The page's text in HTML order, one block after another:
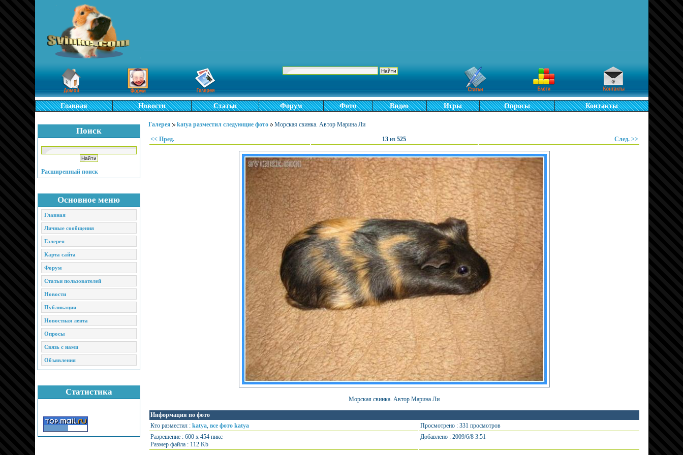
Главная Новости Статьи Форум Фото Видео Игры Опросы Контакты
Поиск
Расширенный поиск
Основное меню
Главная
Личные сообщения
Галерея
Карта сайта
Форум
Статьи пользователей
Новости
Публикации
Новостная лента
Опросы
Связь с нами
Объявления
Статистика
Галерея katya разместил следующие фото Морская свинка. Автор Марина Ли
<< Пред. 13 из 525 След. >>
Морская свинка. Автор Марина Ли
Информация по фото
Кто разместил : katya, все фото katya
Просмотрено : 331 просмотров
Разрешение : 600 x 454 пикс
Размер файла : 112 Kb
Добавлено : 2009/6/8 3:51